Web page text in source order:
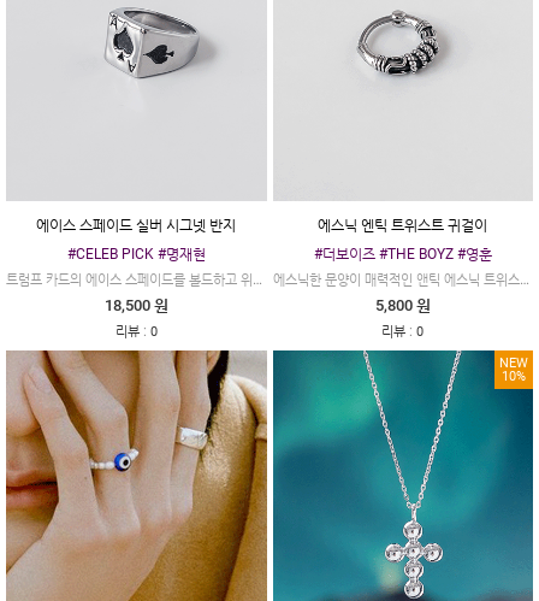
에이스 스페이드 실버 시그넷 반지
#CELEB PICK #명재현
트럼프 카드의 에이스 스페이드를 볼드하고 위트 있게 풀어낸 에이스 스페이드 실버 시그넷 반지입니다
18,500 원
리뷰: 0
에스닉 엔틱 트위스트 귀걸이
#더보이즈 #THE BOYZ #영훈
에스닉한 문양이 매력적인 앤틱 에스닉 트위스트 실버 원터치 링 귀걸이입니다.
5,800 원
리뷰 :0
NEW
10%